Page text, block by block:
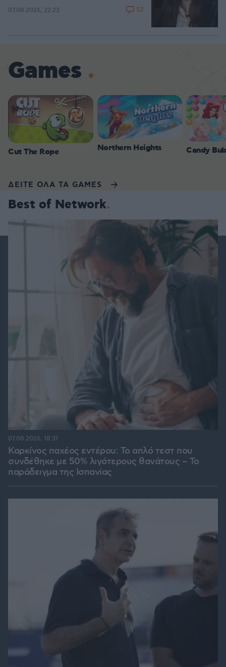
07.08.2026, 22:23 53
Games
Cut The Rope Northern Heights Candy
ΔΕΙΤΕ ΟΛΑ ΤΑ GAMES
Best of Network
Καρκίνος παχέος εντέρου: Το απλό τεστ που
συνδέθηκε με 50% λιγότερους θανάτους – Το
παράδειγμα της Ισπανίας
07.08.2026, 18:31